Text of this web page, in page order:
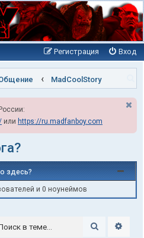
Вход
Регистрация
MadCoolStory
или https://ru.madfanboy.com
здесь?
и 0 ноунеймов
Поиск